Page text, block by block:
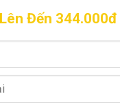
Đến 344.000đ